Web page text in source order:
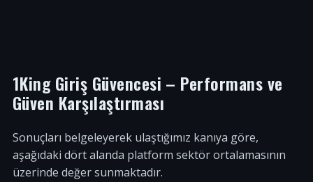
1King Giriş Güvencesi – Performans ve
Güven Karşılaştırması
Sonuçları belgeleyerek ulaştığımız kanıya göre,
aşağıdaki dört alanda platform sektör ortalamasının
üzerinde değer sunmaktadır.